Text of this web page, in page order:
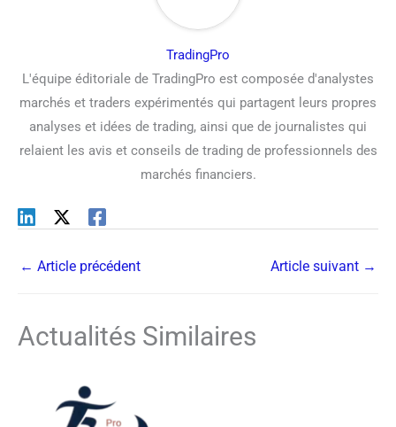
TradingPro
L'équipe éditoriale de TradingPro est composée d'analystes
marchés et traders expérimentés qui partagent leurs propres
analyses et idées de trading, ainsi que de journalistes qui
relaient les avis et conseils de trading de professionnels des
marchés financiers.
← Article précédent Article suivant →
Actualités Similaires